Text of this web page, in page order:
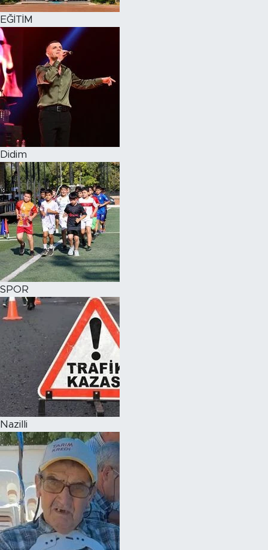
EĞİTİM
Didim
SPOR
Nazilli